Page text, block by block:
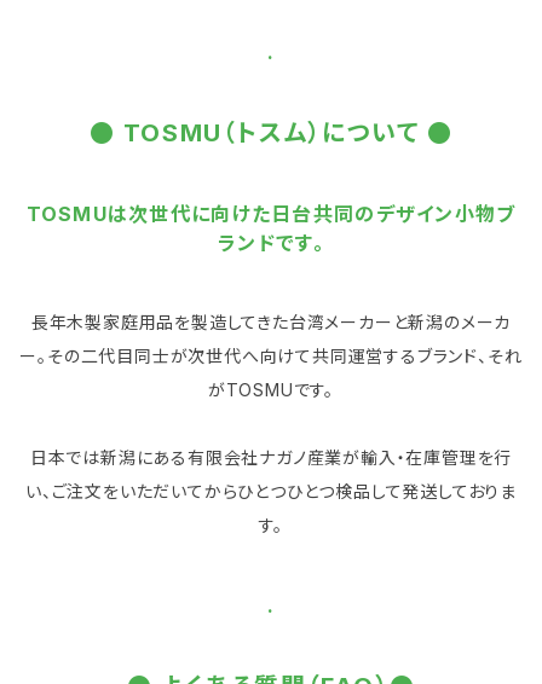
.
● TOSMU（トスム）について ●
TOSMUは次世代に向けた日台共同のデザイン小物ブ
ランドです。
長年木製家庭用品を製造してきた台湾メーカーと新潟のメーカ
ー。その二代目同士が次世代へ向けて共同運営するブランド、それ
がTOSMUです。
日本では新潟にある有限会社ナガノ産業が輸入・在庫管理を行
い、ご注文をいただいてからひとつひとつ検品して発送しておりま
す。
.